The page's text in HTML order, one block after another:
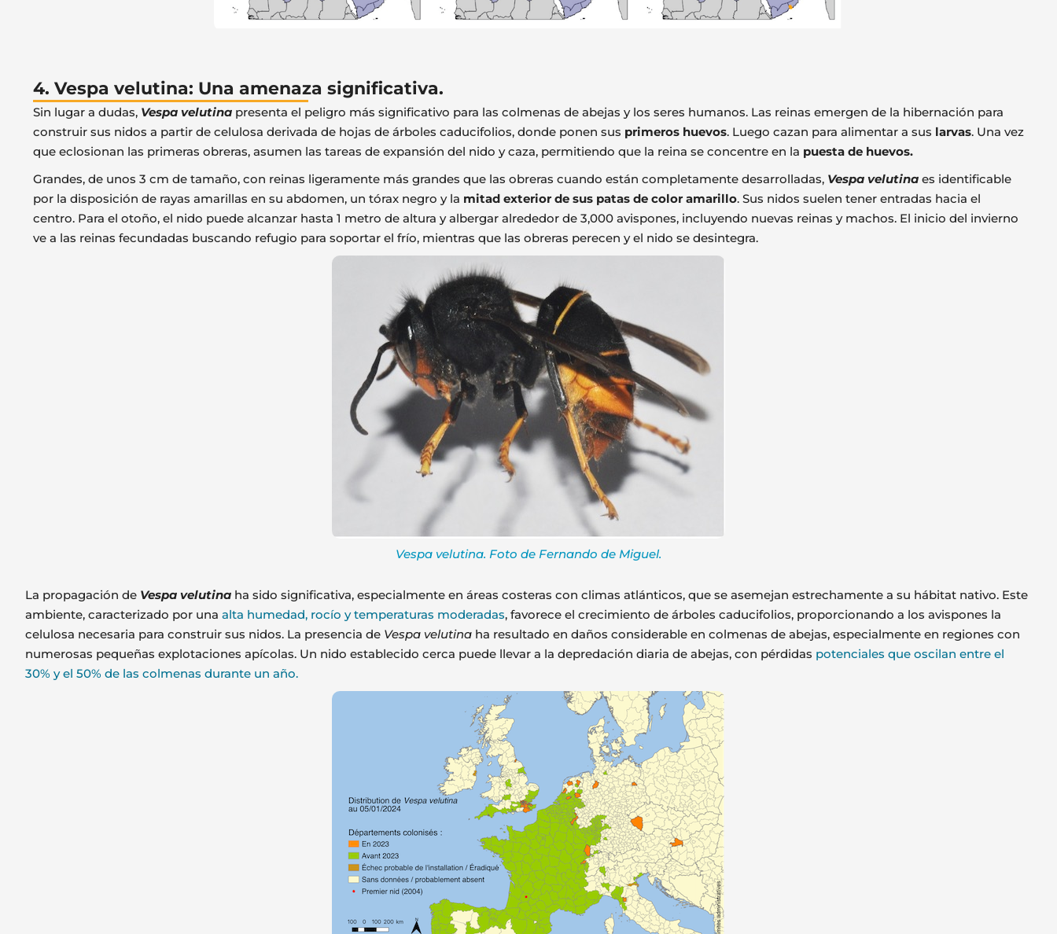
4. Vespa velutina: Una amenaza significativa.
Sin lugar a dudas, Vespa velutina presenta el peligro más significativo para las colmenas de abejas y los seres humanos. Las reinas emergen de la hibernación para
construir sus nidos a partir de celulosa derivada de hojas de árboles caducifolios, donde ponen sus primeros huevos. Luego cazan para alimentar a sus larvas. Una vez
que eclosionan las primeras obreras, asumen las tareas de expansión del nido y caza, permitiendo que la reina se concentre en la puesta de huevos.
Grandes, de unos 3 cm de tamaño, con reinas ligeramente más grandes que las obreras cuando están completamente desarrolladas, Vespa velutina es identificable
por la disposición de rayas amarillas en su abdomen, un tórax negro y la mitad exterior de sus patas de color amarillo. Sus nidos suelen tener entradas hacia el
centro. Para el otoño, el nido puede alcanzar hasta 1 metro de altura y albergar alrededor de 3,000 avispones, incluyendo nuevas reinas y machos. El inicio del invierno
ve a las reinas fecundadas buscando refugio para soportar el frío, mientras que las obreras perecen y el nido se desintegra.
Vespa velutina. Foto de Fernando de Miguel.
La propagación de Vespa velutina ha sido significativa, especialmente en áreas costeras con climas atlánticos, que se asemejan estrechamente a su hábitat nativo. Este
ambiente, caracterizado por una alta humedad, rocío y temperaturas moderadas, favorece el crecimiento de árboles caducifolios, proporcionando a los avispones la
celulosa necesaria para construir sus nidos. La presencia de Vespa velutina ha resultado en daños considerable en colmenas de abejas, especialmente en regiones con
numerosas pequeñas explotaciones apícolas. Un nido establecido cerca puede llevar a la depredación diaria de abejas, con pérdidas potenciales que oscilan entre el
30% y el 50% de las colmenas durante un año.